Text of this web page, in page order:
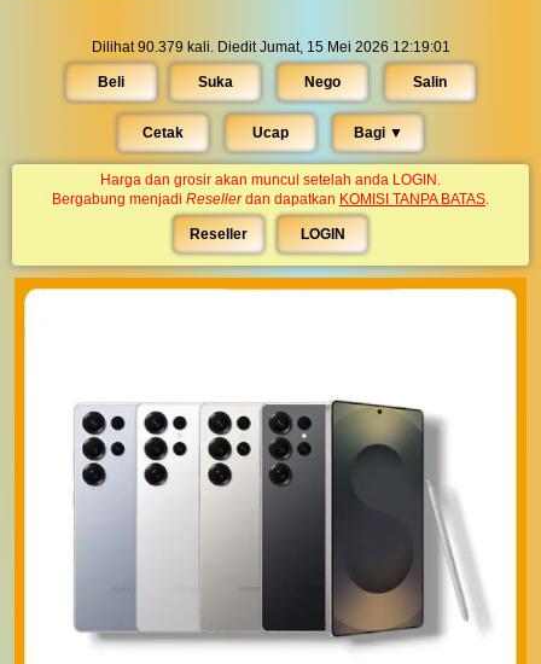
Dilihat 90.379 kali. Diedit Jumat, 15 Mei 2026 12:19:01
Beli Suka Nego Salin
Cetak Ucap Bagi ▼︎
Harga dan grosir akan muncul setelah anda LOGIN.
Bergabung menjadi Resellerdan dapatkan KOMISI TANPA BATAS.
Reseller LOGIN